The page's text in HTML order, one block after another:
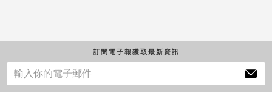
訂閱電子報獲取最新資訊